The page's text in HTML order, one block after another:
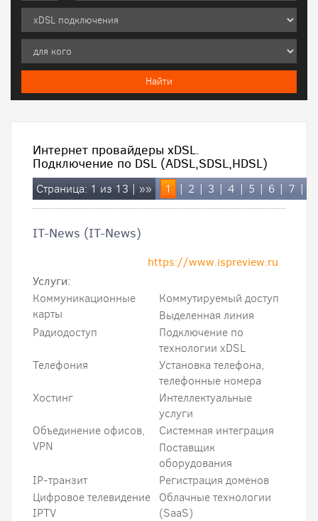
Интернет провайдеры xDSL.
Подключение по DSL (ADSL,SDSL,HDSL)
Страница: 1 из 13 | »» 1 | 2 | 3 | 4 | 5 | 6 | 7 |
IT-News (IT-News)
https://www.ispreview.ru
Услуги:
Коммуникационные
карты
Коммутируемый доступ
Выделенная линия
Радиодоступ
Подключение по
технологии xDSL
Телефония
Установка телефона,
телефонные номера
Xостинг
Интеллектуальные
услуги
Объединение офисов,
VPN
Системная интеграция
Поставщик
оборудования
IP-транзит
Регистрация доменов
Цифровое телевидение
IPTV
Облачные технологии
(SaaS)